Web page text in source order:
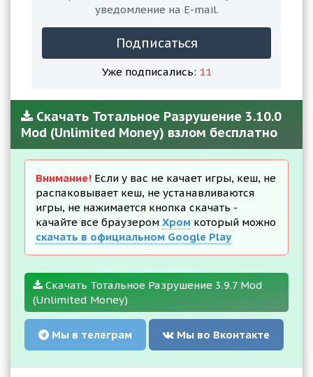
уведомление на E-mail.
Подписаться
Уже подписались: 11
Скачать Тотальное Разрушение 3.10.0
Mod (Unlimited Money) взлом бесплатно
Внимание! Если у вас не качает игры, кеш, не
распаковывает кеш, не устанавливаются
игры, не нажимается кнопка скачать -
качайте все браузером Хром который можно
скачать в официальном Google Play
Скачать Тотальное Разрушение 3.9.7 Mod
(Unlimited Money)
Мы в телеграм Мы во Вконтакте